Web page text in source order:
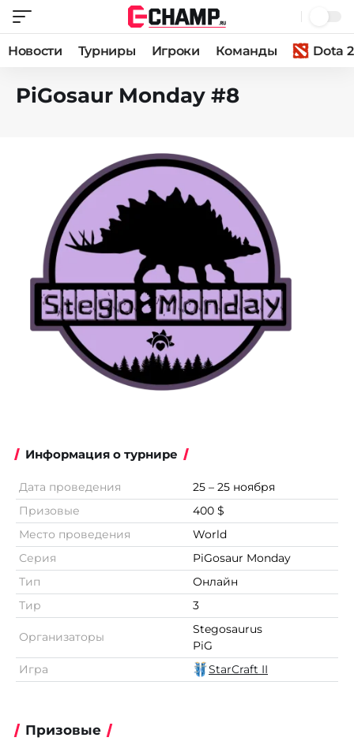
Новости Турниры Игроки Команды Dota 2
PiGosaur Monday #8
Информация о турнире
Дата проведения
25 – 25 ноября
Призовые
400 $
Место проведения
World
Серия
PiGosaur Monday
Тип
Онлайн
Тир
3
Организаторы
Stegosaurus
PiG
Игра
StarCraft II
Призовые